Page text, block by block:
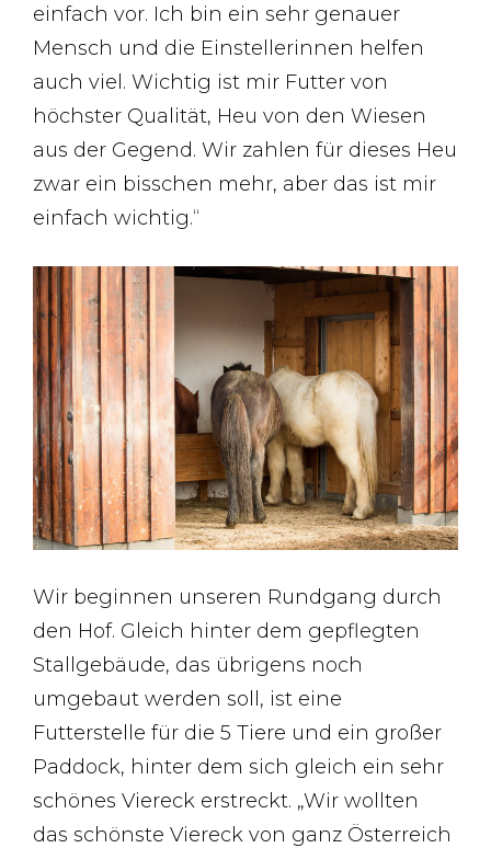
einfach vor. Ich bin ein sehr genauer
Mensch und die Einstellerinnen helfen
auch viel. Wichtig ist mir Futter von
höchster Qualität, Heu von den Wiesen
aus der Gegend. Wir zahlen für dieses Heu
zwar ein bisschen mehr, aber das ist mir
einfach wichtig.“
Wir beginnen unseren Rundgang durch
den Hof. Gleich hinter dem gepflegten
Stallgebäude, das übrigens noch
umgebaut werden soll, ist eine
Futterstelle für die 5 Tiere und ein großer
Paddock, hinter dem sich gleich ein sehr
schönes Viereck erstreckt. „Wir wollten
das schönste Viereck von ganz Österreich